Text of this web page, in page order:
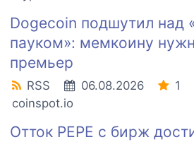
Dogecoin подшутил над
пауком»: мемкоину
премьер
RSS 06.08.2026 1
coinspot.io
Отток PEPE с бирж